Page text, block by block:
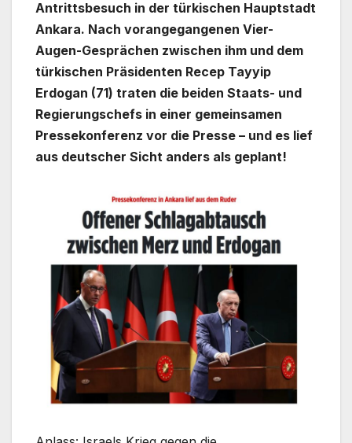
Antrittsbesuch in der türkischen Hauptstadt
Ankara. Nach vorangegangenen Vier-
Augen-Gesprächen zwischen ihm und dem
türkischen Präsidenten Recep Tayyip
Erdogan (71) traten die beiden Staats- und
Regierungschefs in einer gemeinsamen
Pressekonferenz vor die Presse – und es lief
aus deutscher Sicht anders als geplant!